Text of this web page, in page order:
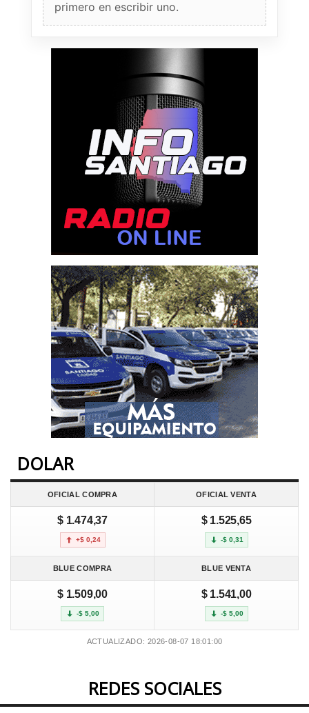
primero en escribir uno.
DOLAR
OFICIAL COMPRA OFICIAL VENTA
$ 1.474,37
+$ 0,24
$ 1.525,65
-$ 0,31
BLUE COMPRA BLUE VENTA
$ 1.509,00
-$ 5,00
$ 1.541,00
-$ 5,00
ACTUALIZADO: 2026-08-07 18:01:00
REDES SOCIALES